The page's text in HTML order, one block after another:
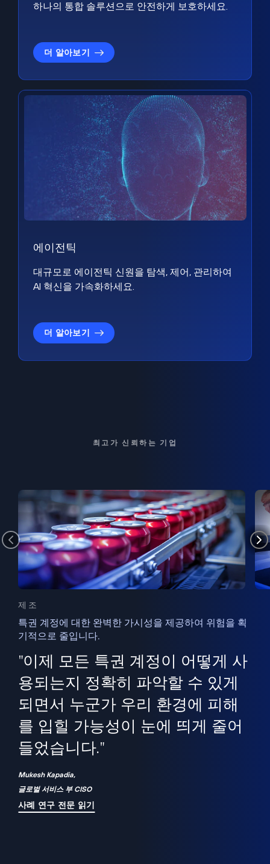
하나의 통합 솔루션으로 안전하게 보호하세요.
더 알아보기
에이전틱
대규모로 에이전틱 신원을 탐색, 제어, 관리하여
AI 혁신을 가속화하세요.
더 알아보기
최고가 신뢰하는 기업
제조
특권 계정에 대한 완벽한 가시성을 제공하여 위험을 획
기적으로 줄입니다.
"이제 모든 특권 계정이 어떻게 사
용되는지 정확히 파악할 수 있게
되면서 누군가 우리 환경에 피해
를 입힐 가능성이 눈에 띄게 줄어
들었습니다."
Mukesh Kapadia,
글로벌 서비스 부 CISO
사례 연구 전문 읽기